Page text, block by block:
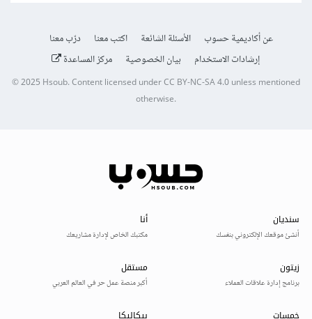
عن أكاديمية حسوب الأسئلة الشائعة اكتب معنا
درّب معنا
إرشادات الاستخدام
بيان الخصوصية مركز المساعدة
© 2025 Hsoub.Content licensed underCC BY-NC-SA 4.0unless mentioned
otherwise.